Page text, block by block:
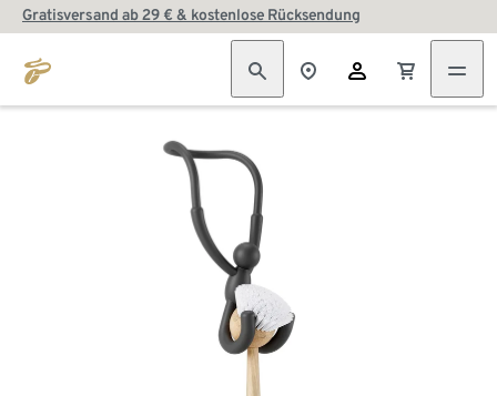
Gratisversand ab 29 € & kostenlose Rücksendung